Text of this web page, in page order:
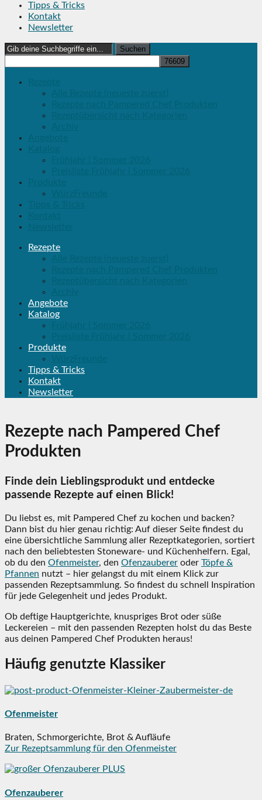
Tipps & Tricks
Kontakt
Newsletter
Search
for:
Rezepte
Angebote
Katalog
Produkte
Tipps & Tricks
Kontakt
Newsletter
Rezepte nach Pampered Chef
Produkten
Finde dein Lieblingsprodukt und entdecke
passende Rezepte auf einen Blick!
Du liebst es, mit Pampered Chef zu kochen und backen?
Dann bist du hier genau richtig: Auf dieser Seite findest du
eine übersichtliche Sammlung aller Rezeptkategorien, sortiert
nach den beliebtesten Stoneware- und Küchenhelfern. Egal,
ob du den Ofenmeister, den Ofenzauberer oder Töpfe &
Pfannen nutzt – hier gelangst du mit einem Klick zur
passenden Rezeptsammlung. So findest du schnell Inspiration
für jede Gelegenheit und jedes Produkt.
Ob deftige Hauptgerichte, knuspriges Brot oder süße
Leckereien – mit den passenden Rezepten holst du das Beste
aus deinen Pampered Chef Produkten heraus!
Häufig genutzte Klassiker
Ofenmeister
Braten, Schmorgerichte, Brot & Aufläufe
Zur Rezeptsammlung für den Ofenmeister
Ofenzauberer